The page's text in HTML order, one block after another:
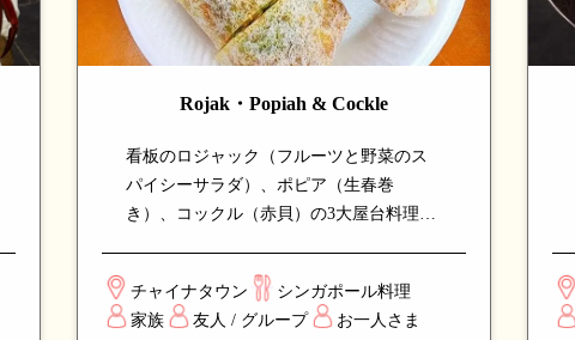
Rojak・Popiah & Cockle
看板のロジャック（フルーツと野菜のス
パイシーサラダ）、ポピア（生春巻
き）、コックル（赤貝）の3大屋台料理を
食材と本格的な味付けで仕上げる一品揃
いは、シンガポールの代表的な屋台料理
を一度に体験できる、地元定番のスポッ
チャイナタウン
シンガポール料理
家族
友人 / グループ お一人さま